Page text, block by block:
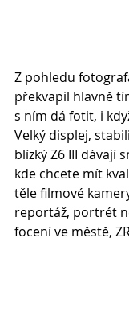
Z pohledu
překvapil hlavně
s ním dá fotit, i
Velký displej,
blízký Z6 III dávají
kde chcete mít
těle filmové
reportáž, portrét
focení ve městě,